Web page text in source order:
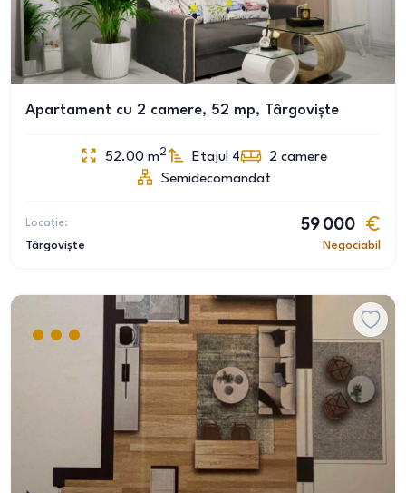
Apartament cu 2 camere, 52 mp, Târgoviște
52.00 m2 Etajul 4 2 camere
Semidecomandat
Locație:
Târgoviște
59 000
Negociabil